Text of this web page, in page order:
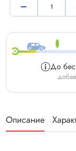
До
Описание